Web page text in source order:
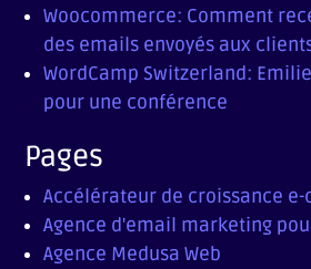
Woocommerce: Comment
des emails envoyés aux
WordCamp Switzerland:
pour une conférence
Pages
Accélérateur de croissance
Agence d'email marketing
Agence Medusa Web